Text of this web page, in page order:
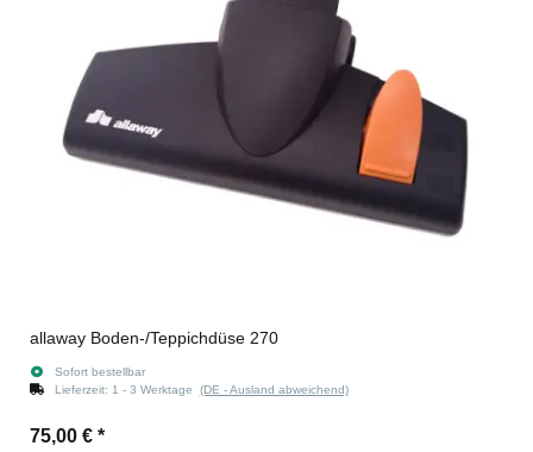
allaway Boden-/Teppichdüse 270
Sofort bestellbar
Lieferzeit: 1 - 3 Werktage (DE - Ausland abweichend)
75,00 € *